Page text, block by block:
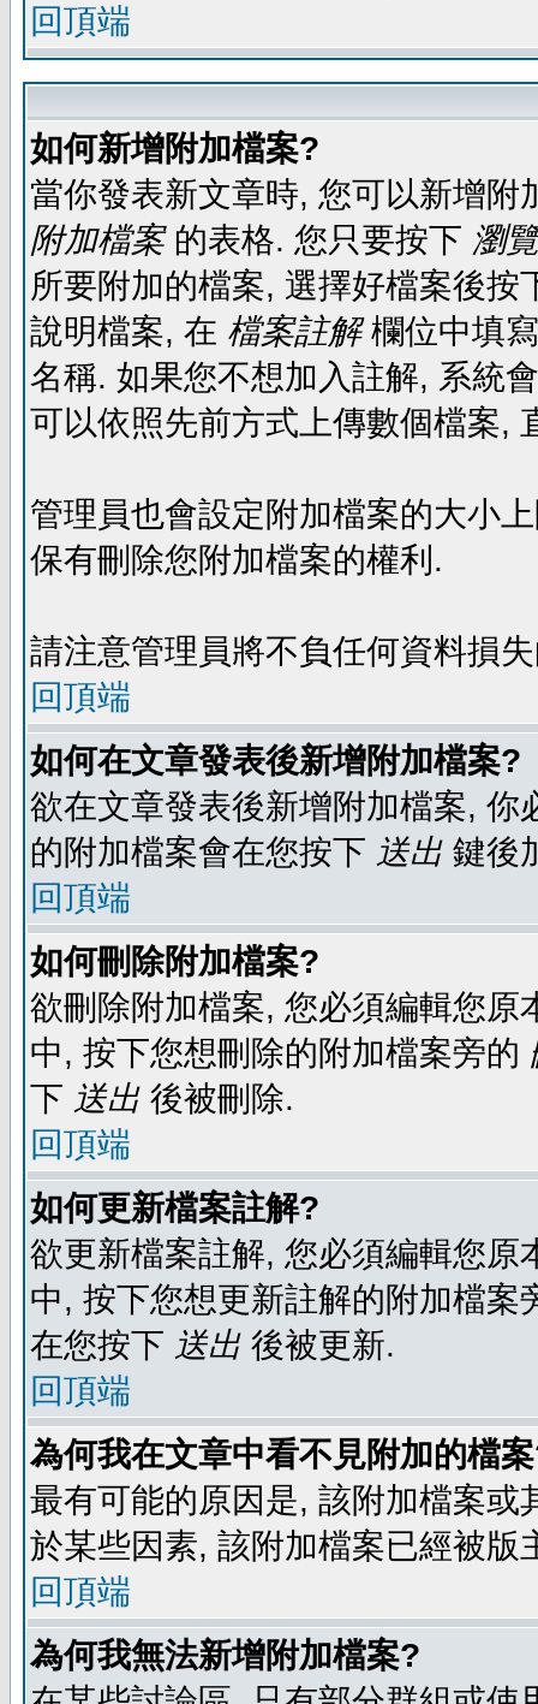
回頂端
如何新增附加檔案?
當你發表新文章時, 您可以新增
附加檔案的表格. 您只要按下 瀏
所要附加的檔案, 選擇好檔案後
說明檔案, 在 檔案註解欄位中填
名稱. 如果您不想加入註解, 系統
可以依照先前方式上傳數個檔案,
管理員也會設定附加檔案的大小
保有刪除您附加檔案的權利.
請注意管理員將不負任何資料損
回頂端
如何在文章發表後新增附加檔案?
欲在文章發表後新增附加檔案,
的附加檔案會在您按下 送出 鍵後
回頂端
如何刪除附加檔案?
欲刪除附加檔案, 您必須編輯您
中, 按下您想刪除的附加檔案旁的
下 送出 後被刪除.
回頂端
如何更新檔案註解?
欲更新檔案註解, 您必須編輯您
中, 按下您想更新註解的附加檔案
在您按下 送出 後被更新.
回頂端
為何我在文章中看不見附加的檔
最有可能的原因是, 該附加檔案
於某些因素, 該附加檔案已經被版
回頂端
為何我無法新增附加檔案?